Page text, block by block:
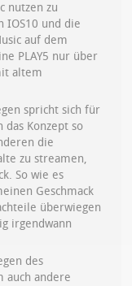
nutzen zu
IOS10 und die
auf dem
PLAY5 nur über
altem
spricht sich für
Konzept so
die
zu streamen,
So wie es
Geschmack
überwiegen
irgendwann
des
auch andere